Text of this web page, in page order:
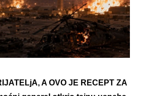
A OVO JE RECEPT ZA